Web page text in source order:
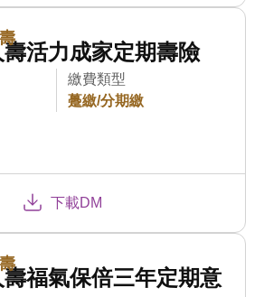
活力成家定期壽險
繳費類型
躉繳/分期繳
下載DM
福氣保倍三年定期意